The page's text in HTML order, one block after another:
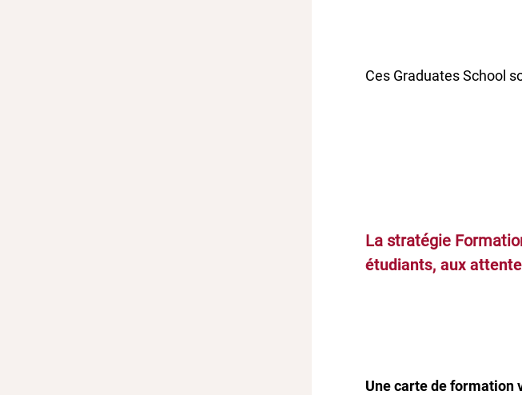
Ces Graduates School
La stratégie
étudiants, aux
Une carte de formation